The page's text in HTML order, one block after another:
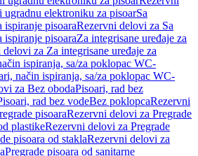
elektroniku za pisoarSa
ispiranje pisoaraRezervni delovi za Sa
ispiranje pisoaraZa integrisane uređaje za
za Za integrisane uređaje za
ispiranja, sa/za poklopac WC-
način ispiranja, sa/za poklopac WC-
za Bez obodaPisoari, rad bez
rad bez vodeBez poklopcaRezervni
pisoaraRezervni delovi za Pregrade
plastikeRezervni delovi za Pregrade
pisoara od staklaRezervni delovi za
Pregrade pisoara od sanitarne